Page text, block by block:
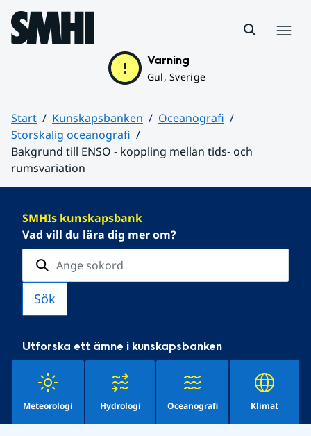
Hoppa till sidans innehåll
Varning
Gul, Sverige
Start Kunskapsbanken
Oceanografi
Storskalig oceanografi
Bakgrund till ENSO - koppling mellan tids- och
rumsvariation
SMHIs kunskapsbank
Vad vill du lära dig mer om?
Utforska ett ämne i kunskapsbanken
Meteorologi Hydrologi Oceanografi Klimat